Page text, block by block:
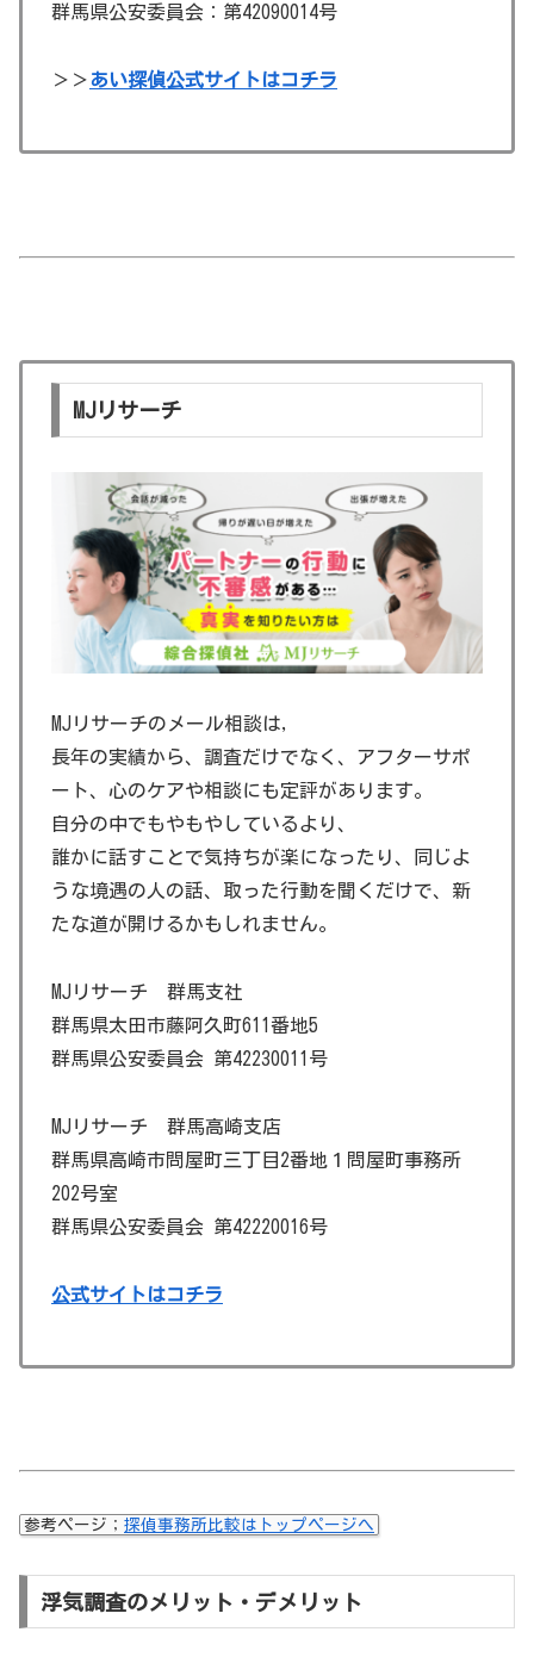
群馬県公安委員会：第42090014号
＞＞あい探偵公式サイトはコチラ
MJリサーチ
MJリサーチのメール相談は,
長年の実績から、調査だけでなく、アフターサポ
ート、心のケアや相談にも定評があります。
自分の中でもやもやしているより、
誰かに話すことで気持ちが楽になったり、同じよ
うな境遇の人の話、取った行動を聞くだけで、新
たな道が開けるかもしれません。
MJリサーチ 群馬支社
群馬県太田市藤阿久町611番地5
群馬県公安委員会 第42230011号
MJリサーチ 群馬高崎支店
群馬県高崎市問屋町三丁目2番地１問屋町事務所
202号室
群馬県公安委員会 第42220016号
公式サイトはコチラ
参考ページ； 探偵事務所比較はトップページへ
浮気調査のメリット・デメリット